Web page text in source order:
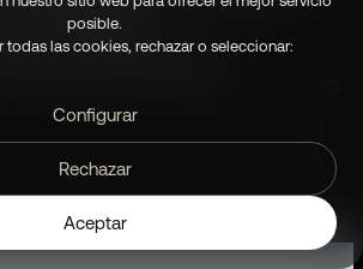
la industria,
una marca de